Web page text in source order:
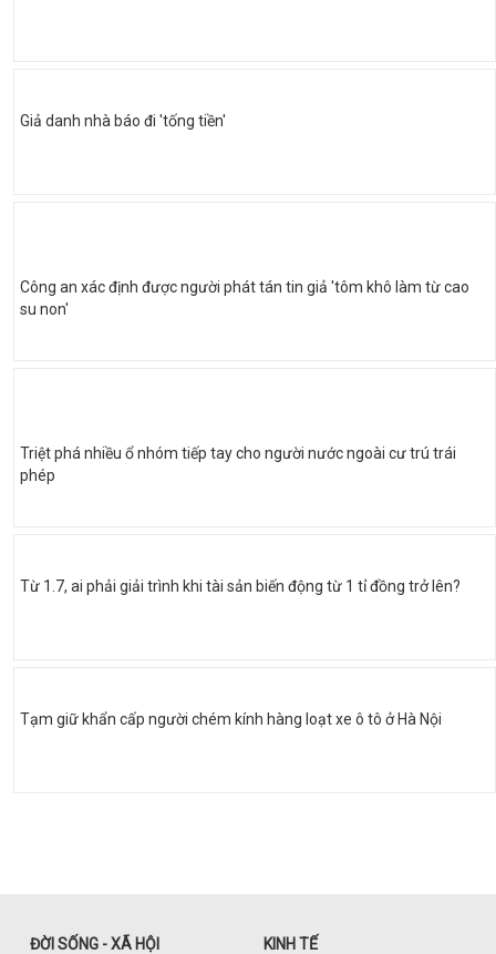
Giả danh nhà báo đi 'tống tiền'
Công an xác định được người phát tán tin giả 'tôm khô làm từ cao
su non'
Triệt phá nhiều ổ nhóm tiếp tay cho người nước ngoài cư trú trái
phép
Từ 1.7, ai phải giải trình khi tài sản biến động từ 1 tỉ đồng trở lên?
Tạm giữ khẩn cấp người chém kính hàng loạt xe ô tô ở Hà Nội
ĐỜI SỐNG - XÃ HỘI KINH TẾ